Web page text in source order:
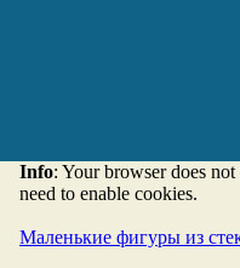
Info: Your browser does
need to enable cookies.
Маленькие фигуры из